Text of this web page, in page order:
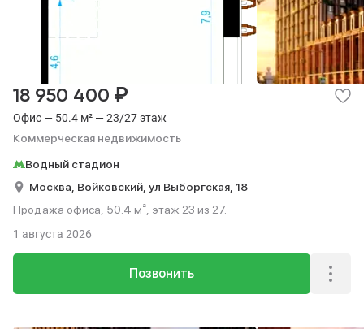
Офис — 50.4 м² — 23/27 этаж
Коммерческая недвижимость
18 950 400 ₽
Водный стадион
Москва, Войковский, ул Выборгская, 18
Продажа офиса, 50.4 м², этаж 23 из 27.
Позвонить
1 августа 2026